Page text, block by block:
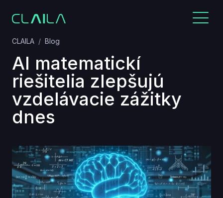
CLAILA Blog
AI matematickí
riešitelia zlepšujú
vzdelávacie zážitky
dnes